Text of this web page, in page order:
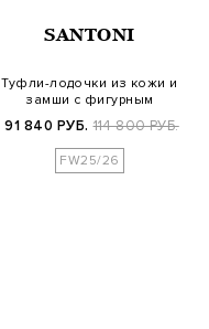
SANTONI
Туфли-лодочки из кожи и
замши с фигурным
91 840 РУБ. 114 800 РУБ.
FW25/26